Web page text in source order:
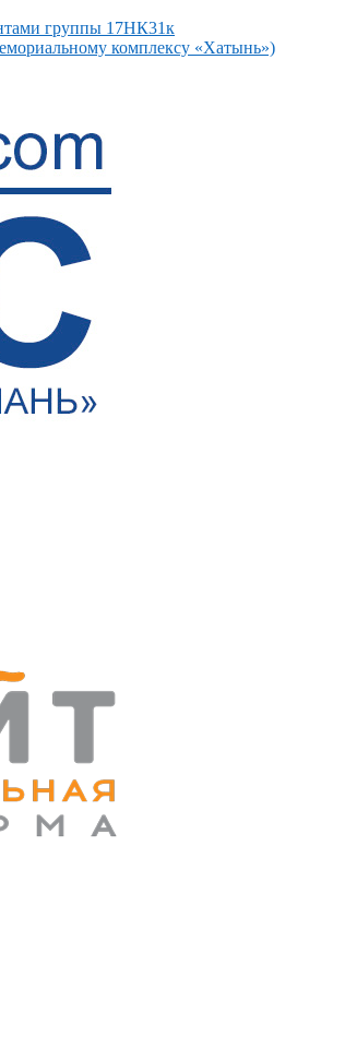
группы 17НК31к
комплексу «Хатынь»)